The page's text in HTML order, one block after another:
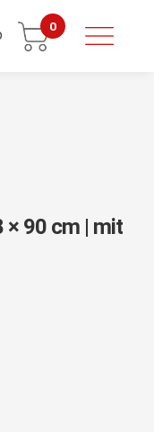
0
× 90 cm | mit